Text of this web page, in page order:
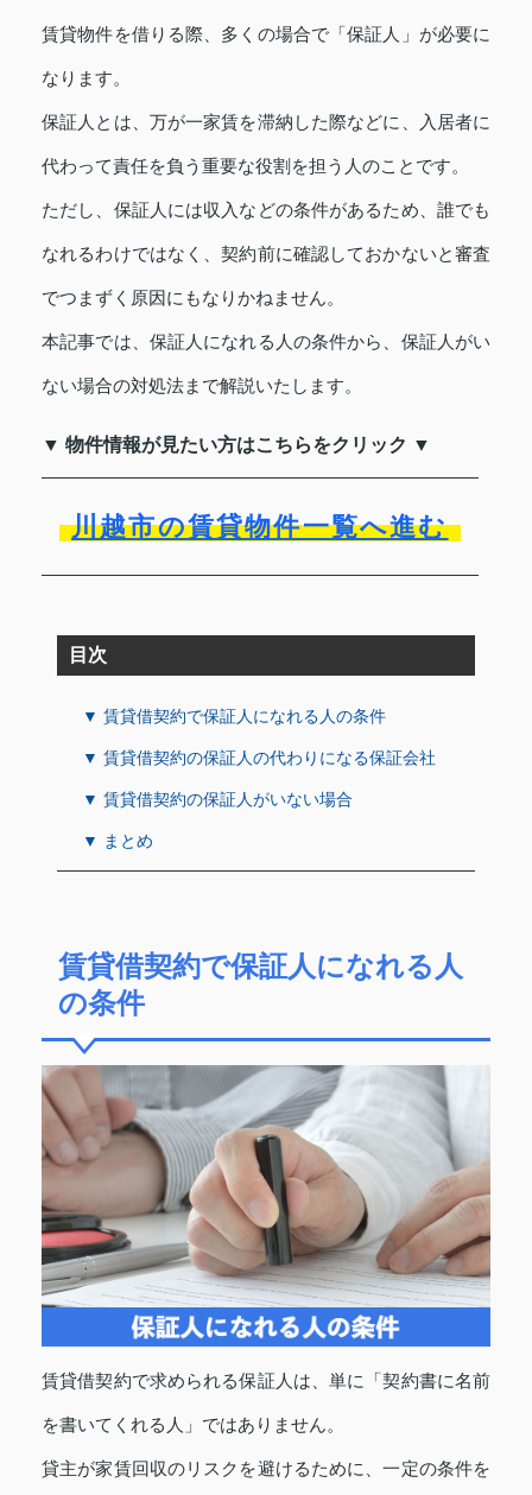
賃貸物件を借りる際、多くの場合で「保証人」が必要に
なります。
保証人とは、万が一家賃を滞納した際などに、入居者に
代わって責任を負う重要な役割を担う人のことです。
ただし、保証人には収入などの条件があるため、誰でも
なれるわけではなく、契約前に確認しておかないと審査
でつまずく原因にもなりかねません。
本記事では、保証人になれる人の条件から、保証人がい
ない場合の対処法まで解説いたします。
▼ 物件情報が見たい方はこちらをクリック ▼
川越市の賃貸物件一覧へ進む
目次
▼ 賃貸借契約で保証人になれる人の条件
▼ 賃貸借契約の保証人の代わりになる保証会社
▼ 賃貸借契約の保証人がいない場合
▼ まとめ
賃貸借契約で保証人になれる人
の条件
賃貸借契約で求められる保証人は、単に「契約書に名前
を書いてくれる人」ではありません。
貸主が家賃回収のリスクを避けるために、一定の条件を